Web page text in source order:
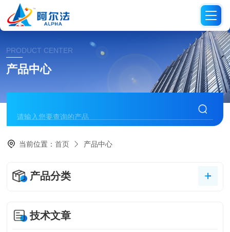
PRODUCT CENTER
产品中心
当前位置：首页 产品中心
产品分类
技术文章